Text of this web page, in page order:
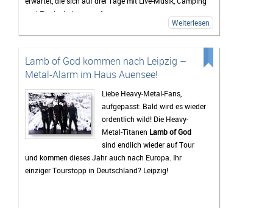
und Festivalstimmung freuen.
Das Highfield gehört seit Jahren zu den bekanntesten
Rock, Indie, Punk und Hip-Hop sorgt dafür, dass jedes
Jahr ein bunt gemischtes Publikum zusammenkommt.
Auch 2026 stehen wieder viele bekannte Künstler auf
dem Programm, die Besucher vor den Bühnen zum
Feiern bringen sollen. Gerade die Headliner werden mit
Spannung erwartet, doch oft sind es auch die kleineren
Bands.
Mindestens genauso wichtig wie die Konzerte ist für
viele Gäste das Leben auf dem Campingplatz. Dort
beginnt das Festivalgefühl oft schon lange, bevor die
Weiterlesen
Lamb of God kommen nach Leipzig –
Metal-Alarm im Haus Auensee!
Liebe Heavy-Metal-Fans,
aufgepasst: Bald wird es wieder
ordentlich wild! Die Heavy-
Metal-Titanen Lamb of God
sind endlich wieder auf Tour
und kommen dieses Jahr auch nach Europa. Ihr
einziger Tourstopp in Deutschland? Leipzig!